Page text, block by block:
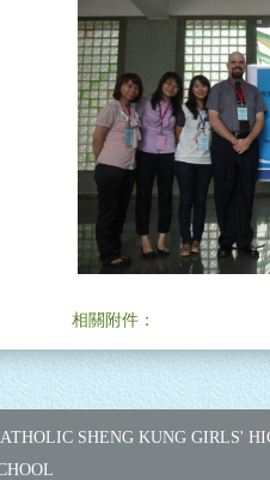
相關附件：
SHENG KUNG GIRLS'